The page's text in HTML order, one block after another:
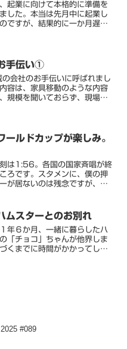
起業に向けて本格的に準備を
した。本当は先月中に起業し
ですが、結果的に一か月遅れ
はそれほど関係...
手伝い①
会社のお手伝いに呼ばれまし
容は、家具移動のような内容
規模を聞いておらず、現場に
前に、もっ...
ールドカップが楽しみ。
は1:56。各国の国家斉唱が終
ろです。スタメンに、僕の押
が居ないのは残念ですが、そ
ーの青ユニホームではなく、
ムは新鮮で...
ムスターとのお別れ
年６か月、一緒に暮らしたハ
「チョコ」ちゃんが他界しま
くまでに時間がかかってしま
#089